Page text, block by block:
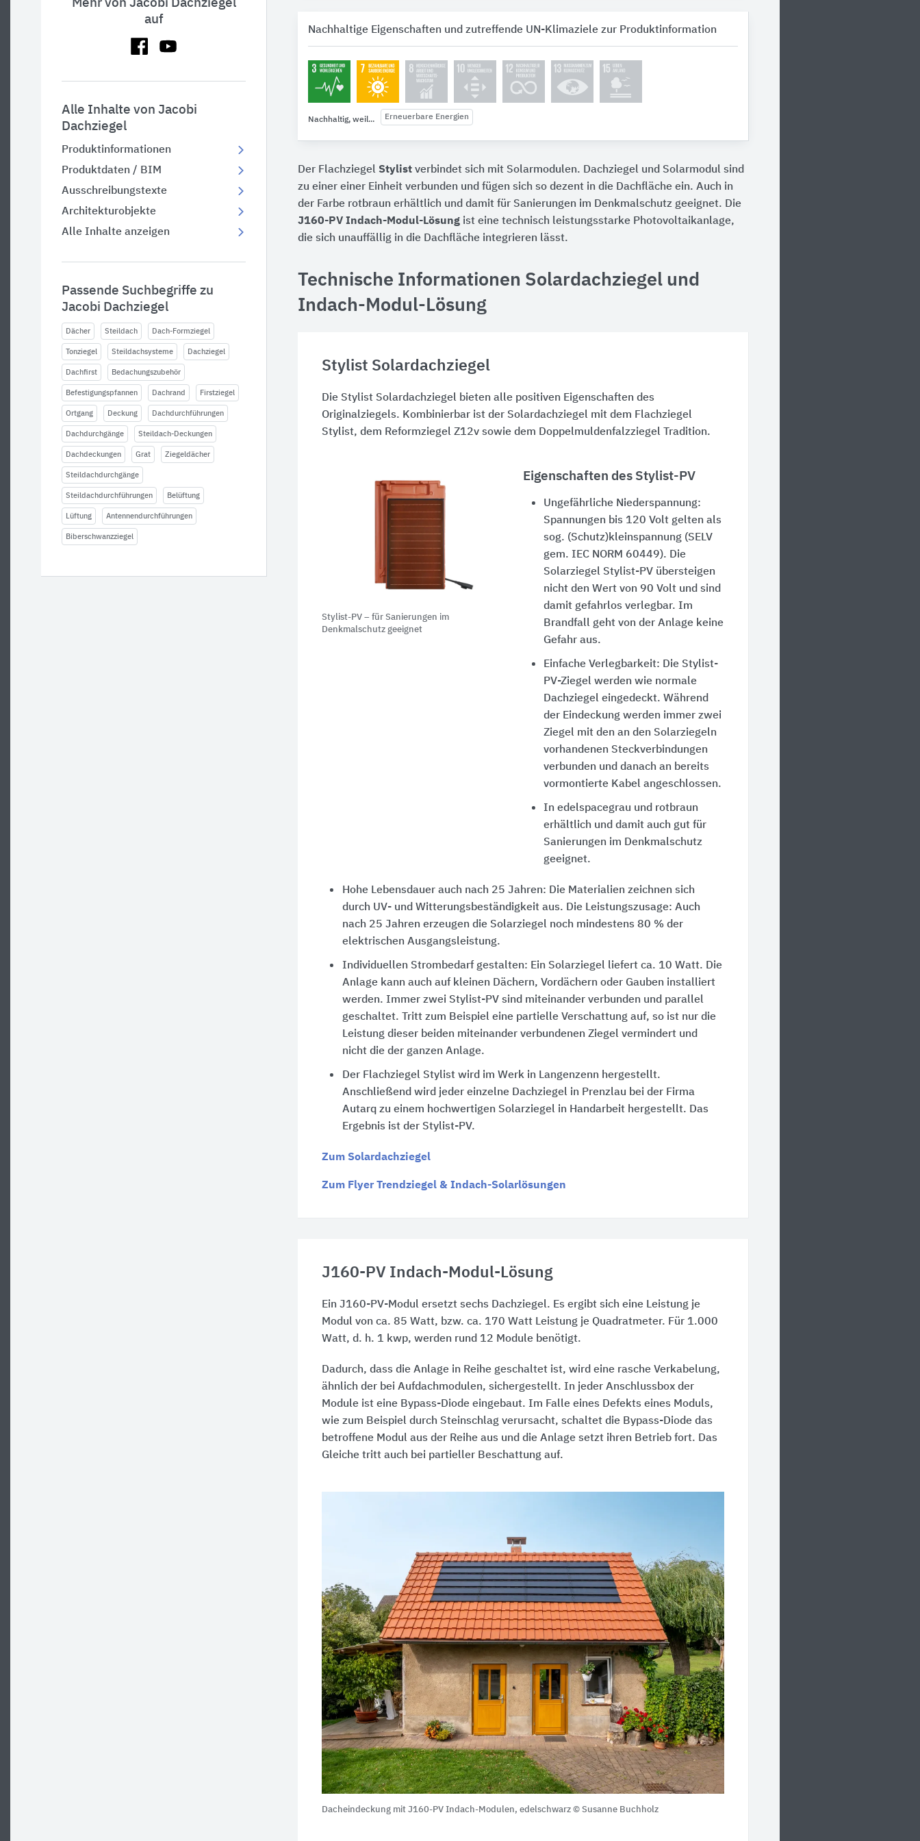
Mehr von Jacobi Dachziegel
auf
Alle Inhalte von Jacobi
Dachziegel
Produktinformationen
Produktdaten / BIM
Ausschreibungstexte
Architekturobjekte
Alle Inhalte anzeigen
Passende Suchbegriffe zu
Jacobi Dachziegel
Dächer Steildach Dach-Formziegel
Tonziegel Steildachsysteme Dachziegel
Dachfirst Bedachungszubehör
Befestigungspfannen Dachrand Firstziegel
Ortgang Deckung Dachdurchführungen
Dachdurchgänge Steildach-Deckungen
Dachdeckungen Grat Ziegeldächer
Steildachdurchgänge
Steildachdurchführungen Belüftung
Lüftung Antennendurchführungen
Biberschwanzziegel
Nachhaltige Eigenschaften und zutreffende UN-Klimaziele zur Produktinformation
Nachhaltig, weil... Erneuerbare Energien
Der Flachziegel Stylist verbindet sich mit Solarmodulen. Dachziegel und Solarmodul sind
zu einer einer Einheit verbunden und fügen sich so dezent in die Dachfläche ein. Auch in
der Farbe rotbraun erhältlich und damit für Sanierungen im Denkmalschutz geeignet. Die
J160-PV Indach-Modul-Lösung ist eine technisch leistungsstarke Photovoltaikanlage,
die sich unauffällig in die Dachfläche integrieren lässt.
Technische Informationen Solardachziegel und
Indach-Modul-Lösung
Stylist Solardachziegel
Die Stylist Solardachziegel bieten alle positiven Eigenschaften des
Originalziegels. Kombinierbar ist der Solardachziegel mit dem Flachziegel
Stylist, dem Reformziegel Z12v sowie dem Doppelmuldenfalzziegel Tradition.
Stylist-PV – für Sanierungen im
Denkmalschutz geeignet
Eigenschaften des Stylist-PV
Ungefährliche Niederspannung:
Spannungen bis 120 Volt gelten als
sog. (Schutz)kleinspannung (SELV
gem. IEC NORM 60449). Die
Solarziegel Stylist-PV übersteigen
nicht den Wert von 90 Volt und sind
damit gefahrlos verlegbar. Im
Brandfall geht von der Anlage keine
Gefahr aus.
Einfache Verlegbarkeit: Die Stylist-
PV-Ziegel werden wie normale
Dachziegel eingedeckt. Während
der Eindeckung werden immer zwei
Ziegel mit den an den Solarziegeln
vorhandenen Steckverbindungen
verbunden und danach an bereits
vormontierte Kabel angeschlossen.
In edelspacegrau und rotbraun
erhältlich und damit auch gut für
Sanierungen im Denkmalschutz
geeignet.
Hohe Lebensdauer auch nach 25 Jahren: Die Materialien zeichnen sich
durch UV- und Witterungsbeständigkeit aus. Die Leistungszusage: Auch
nach 25 Jahren erzeugen die Solarziegel noch mindestens 80 %der
elektrischen Ausgangsleistung.
Individuellen Strombedarf gestalten: Ein Solarziegel liefert ca. 10 Watt. Die
Anlage kann auch auf kleinen Dächern, Vordächern oder Gauben installiert
werden. Immer zwei Stylist-PV sind miteinander verbunden und parallel
geschaltet. Tritt zum Beispiel eine partielle Verschattung auf, so ist nur die
Leistung dieser beiden miteinander verbundenen Ziegel vermindert und
nicht die der ganzen Anlage.
Der Flachziegel Stylistwird im Werk in Langenzenn hergestellt.
Anschließend wird jeder einzelne Dachziegel in Prenzlau bei der Firma
Autarq zu einem hochwertigen Solarziegel in Handarbeit hergestellt. Das
Ergebnis ist der Stylist-PV.
Zum Solardachziegel
Zum Flyer Trendziegel & Indach-Solarlösungen
J160-PV Indach-Modul-Lösung
Ein J160-PV-Modul ersetzt sechs Dachziegel. Es ergibt sich eine Leistung je
Modul von ca. 85 Watt, bzw. ca. 170 Watt Leistung je Quadratmeter. Für 1.000
Watt, d. h. 1 kwp, werden rund 12 Module benötigt.
Dadurch, dass die Anlage in Reihe geschaltet ist, wird eine rasche Verkabelung,
ähnlich der bei Aufdachmodulen, sichergestellt. In jeder Anschlussbox der
Module ist eine Bypass-Diode eingebaut. Im Falle eines Defekts eines Moduls,
wie zum Beispiel durch Steinschlag verursacht, schaltet die Bypass-Diode das
betroffene Modul aus der Reihe aus und die Anlage setzt ihren Betrieb fort. Das
Gleiche tritt auch bei partieller Beschattung auf.
Dacheindeckung mit J160-PV Indach-Modulen, edelschwarz © Susanne Buchholz